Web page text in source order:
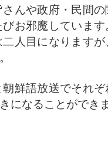
んや政府・民間
お邪魔していま
人目になります
鮮語放送でそれ
になることができま